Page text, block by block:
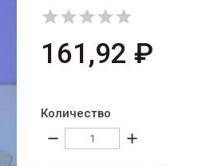

161,92 ₽
Количество
remove add